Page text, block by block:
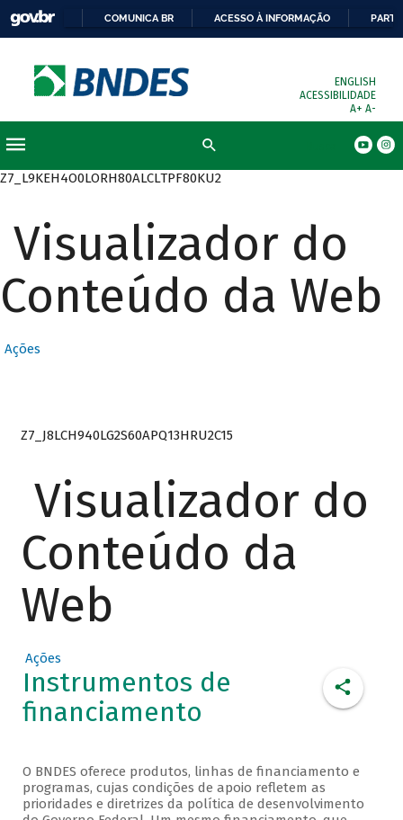
COMUNICA BR ACESSO À INFORMAÇÃO
ENGLISH
ACESSIBILIDADE
A+ A-
Z7_L9KEH4O0LORH80ALCLTPF80KU2
Visualizador do
Conteúdo da Web
Ações
Z7_J8LCH940LG2S60APQ13HRU2C15
Visualizador do
Conteúdo da
Web
Ações
Instrumentos de
financiamento
O BNDES oferece produtos, linhas de financiamento e
programas, cujas condições de apoio refletem as
prioridades e diretrizes da política de desenvolvimento